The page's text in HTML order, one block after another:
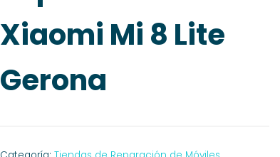
Xiaomi Mi 8 Lite
Gerona